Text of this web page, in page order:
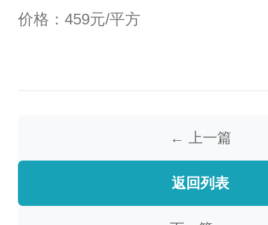
价格：459元/平方
← 上一篇
返回列表